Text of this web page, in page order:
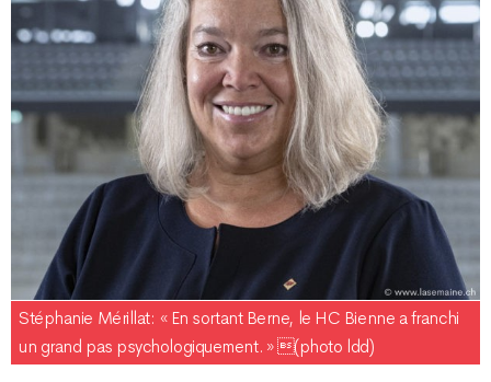
Stéphanie Mérillat : « En sortant Berne, le HC Bienne a franchi
un grand pas psychologiquement. » (photo ldd)